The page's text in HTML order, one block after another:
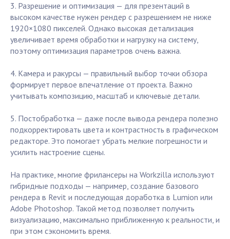
3. Разрешение и оптимизация — для презентаций в
высоком качестве нужен рендер с разрешением не ниже
1920×1080 пикселей. Однако высокая детализация
увеличивает время обработки и нагрузку на систему,
поэтому оптимизация параметров очень важна.
4. Камера и ракурсы — правильный выбор точки обзора
формирует первое впечатление от проекта. Важно
учитывать композицию, масштаб и ключевые детали.
5. Постобработка — даже после вывода рендера полезно
подкорректировать цвета и контрастность в графическом
редакторе. Это помогает убрать мелкие погрешности и
усилить настроение сцены.
На практике, многие фрилансеры на Workzilla используют
гибридные подходы — например, создание базового
рендера в Revit и последующая доработка в Lumion или
Adobe Photoshop. Такой метод позволяет получить
визуализацию, максимально приближенную к реальности, и
при этом сэкономить время.